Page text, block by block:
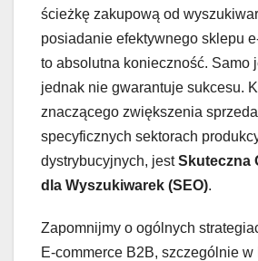
ścieżkę zakupową od
posiadanie efektywnego sklepu
to absolutna konieczność. Samo
jednak nie gwarantuje sukcesu.
znaczącego zwiększenia
specyficznych sektorach
dystrybucyjnych, jestSkuteczna
dla Wyszukiwarek (SEO).
Zapomnijmy o ogólnych
E-commerce B2B, szczególnie w